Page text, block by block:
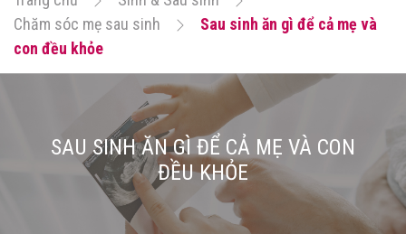
Chăm sóc mẹ sau sinh
Sau sinh ăn gì để cả mẹ và
con đều khỏe
SAU SINH ĂN GÌ ĐỂ CẢ MẸ VÀ CON
ĐỀU KHỎE